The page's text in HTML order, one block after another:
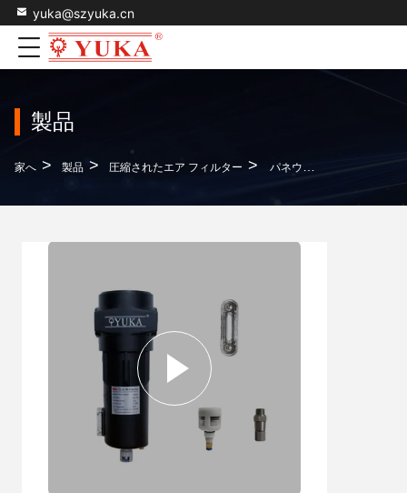
yuka@szyuka.cn
製品
家へ > 製品 > 圧縮されたエア フィルター > パネウマティック用空気水分離機